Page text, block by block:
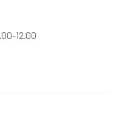
12.00